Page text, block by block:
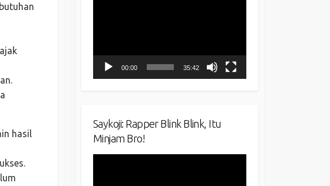
hasil
00:00 35:42
Saykoji: Rapper Blink Blink, Itu
Minjam Bro!